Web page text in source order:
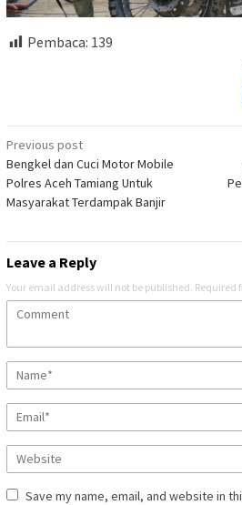
Pembaca: 139
Post
navigation
Previous post
Bengkel dan Cuci Motor Mobile
Polres Aceh Tamiang Untuk
Masyarakat Terdampak Banjir
Leave a Reply
Your email address will not be published. Required
Save my name, email, and website in